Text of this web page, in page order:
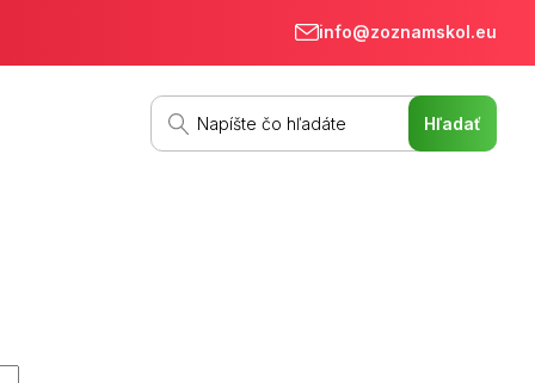
info@zoznamskol.eu